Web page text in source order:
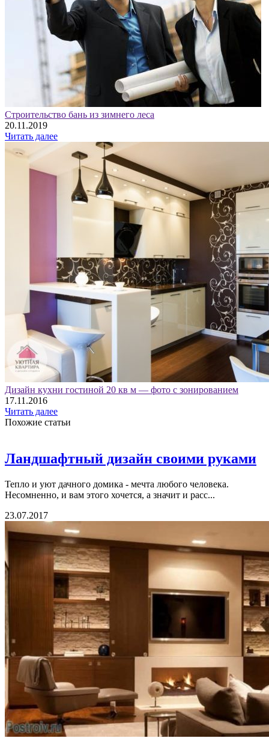
Строительство бань из зимнего леса
20.11.2019
Читать далее
Дизайн кухни гостиной 20 кв м — фото с зонированием
17.11.2016
Читать далее
Похожие статьи
Ландшафтный дизайн своими руками
Тепло и уют дачного домика - мечта любого человека.
Несомненно, и вам этого хочется, а значит и расс...
23.07.2017